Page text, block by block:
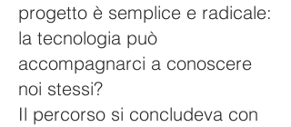
progetto è semplice e radicale:
la tecnologia può
accompagnarci a conoscere
noi stessi?
Il percorso si concludeva con